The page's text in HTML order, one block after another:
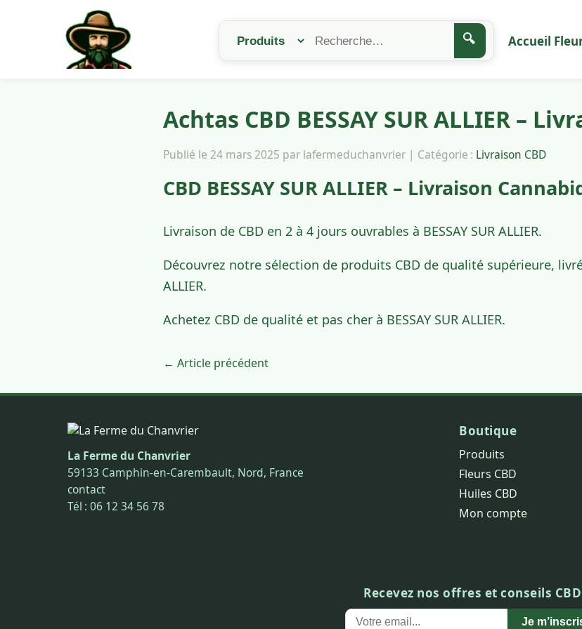
🔍 Accueil
Achtas CBD BESSAY SUR ALLIER –
Publié le 24 mars 2025 par lafermeduchanvrier | Catégorie : Livraison CBD
CBD BESSAY SUR ALLIER – Livraison
Livraison de CBD en 2 à 4 jours ouvrables à BESSAY SUR ALLIER.
Découvrez notre sélection de produits CBD de qualité supérieure,
ALLIER.
Achetez CBD de qualité et pas cher à BESSAY SUR ALLIER.
← Article précédent
La Ferme du Chanvrier
59133 Camphin-en-Carembault, Nord, France
contact
Tél : 06 12 34 56 78
Boutique
Produits
Fleurs CBD
Huiles CBD
Mon compte
Recevez nos offres et conseils CBD
Je